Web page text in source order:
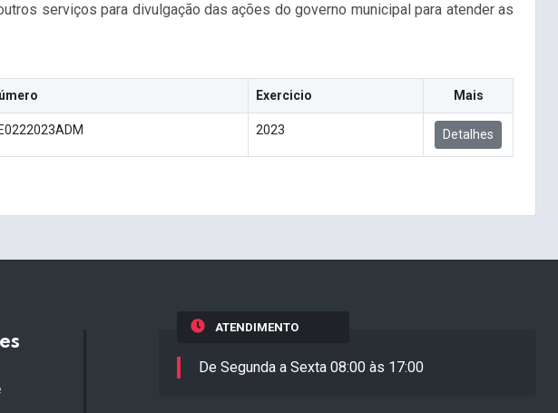
serviços para divulgação das ações do governo municipal para atender as
Exercicio Mais
2023 Detalhes
ATENDIMENTO
De Segunda a Sexta 08:00 às 17:00